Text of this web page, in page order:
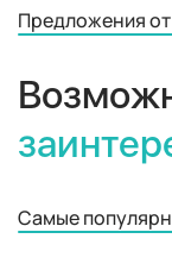
Предложения
Самые